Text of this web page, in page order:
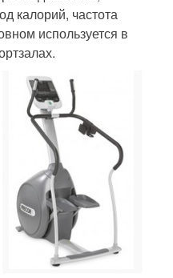
калорий, частота
используется в